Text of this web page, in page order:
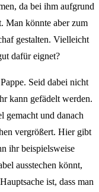
da bei ihm aufgrund
Man könnte aber zum
gestalten. Vielleicht
dafür eignet?
Seid dabei nicht
kann gefädelt werden.
gemacht und danach
vergrößert. Hier gibt
ihr beispielsweise
ausstechen könnt,
ist, dass man